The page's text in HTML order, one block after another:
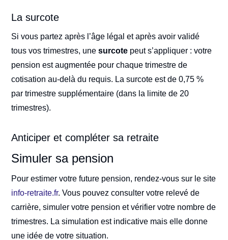
La surcote
Si vous partez après l’âge légal et après avoir validé
tous vos trimestres, unesurcote peut s’appliquer : votre
pension est augmentée pour chaque trimestre de
cotisation au-delà du requis. La surcote est de 0,75 %
par trimestre supplémentaire (dans la limite de 20
trimestres).
Anticiper et compléter sa retraite
Simuler sa pension
Pour estimer votre future pension, rendez-vous sur le site
info-retraite.fr. Vous pouvez consulter votre relevé de
carrière, simuler votre pension et vérifier votre nombre de
trimestres. La simulation est indicative mais elle donne
une idée de votre situation.